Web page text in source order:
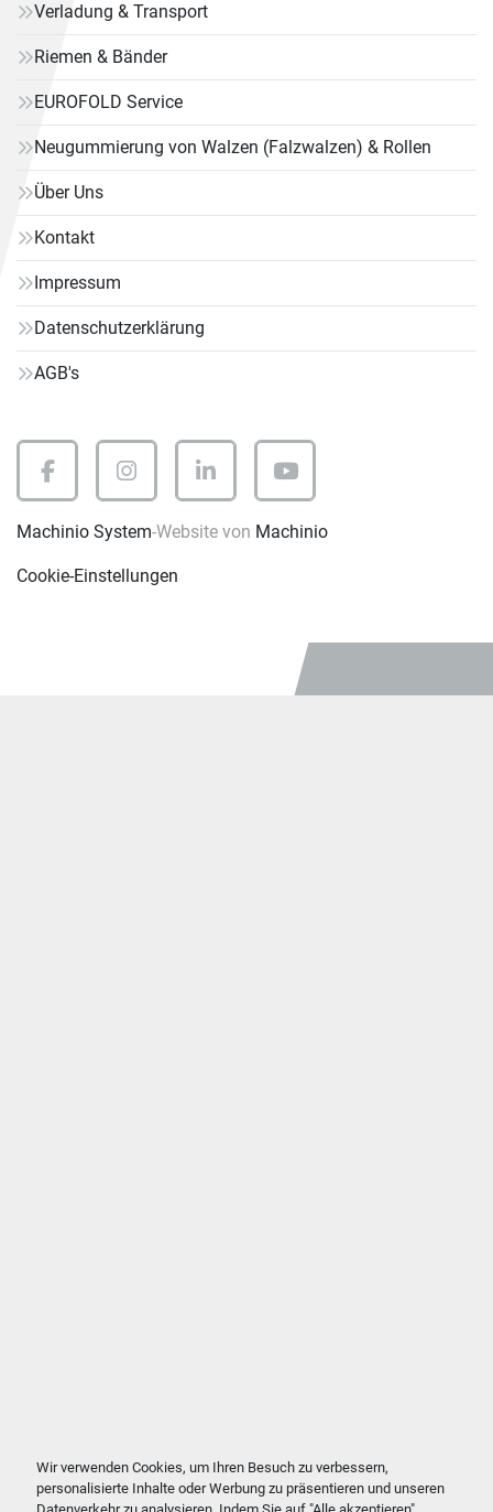
Wir verwenden Cookies, um Ihren Besuch zu verbessern,
personalisierte Inhalte oder Werbung zu präsentieren und unseren
Verladung & Transport
Riemen & Bänder
EUROFOLD Service
Neugummierung von Walzen (Falzwalzen) & Rollen
Über Uns
Kontakt
Impressum
Datenschutzerklärung
AGB's
facebookinstagramlinkedinyoutube
Machinio System-Website von Machinio
Cookie-Einstellungen